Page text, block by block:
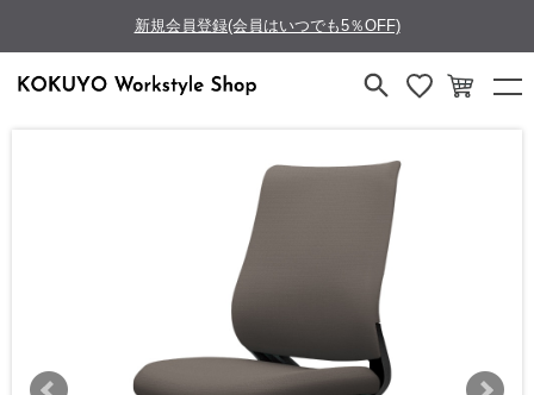
新規会員登録(会員はいつでも5％OFF)